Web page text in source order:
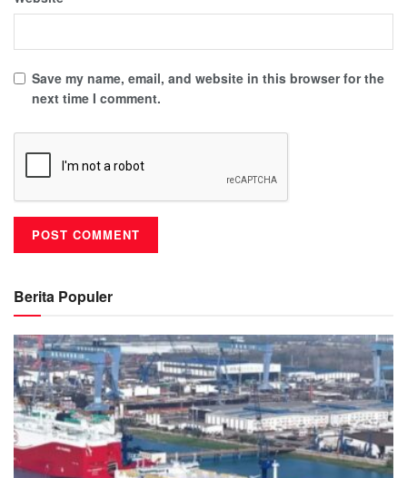
Save my name, email, and website in this browser for the
next time I comment.
Berita Populer